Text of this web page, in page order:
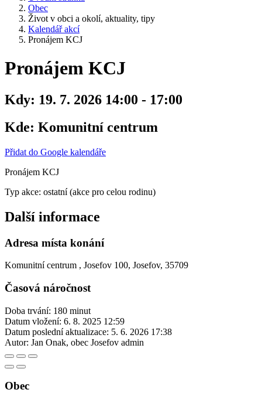
Obec
Život v obci a okolí, aktuality, tipy
Kalendář akcí
Pronájem KCJ
Pronájem KCJ
Kdy: 19. 7. 2026 14:00 - 17:00
Kde: Komunitní centrum
Přidat do Google kalendáře
Pronájem KCJ
Typ akce: ostatní (akce pro celou rodinu)
Další informace
Adresa místa konání
Komunitní centrum , Josefov 100, Josefov, 35709
Časová náročnost
Doba trvání: 180 minut
Datum vložení: 6. 8. 2025 12:59
Datum poslední aktualizace: 5. 6. 2026 17:38
Autor: Jan Onak, obec Josefov admin
Obec